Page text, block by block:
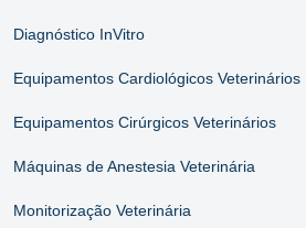
Diagnóstico InVitro
Equipamentos Cardiológicos Veterinários
Equipamentos Cirúrgicos Veterinários
Máquinas de Anestesia Veterinária
Monitorização Veterinária